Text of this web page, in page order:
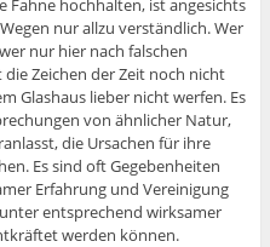
nur allzu verständlich. Wer
nur hier nach falschen
Zeichen der Zeit noch nicht
Glashaus lieber nicht werfen. Es
von ähnlicher Natur,
die Ursachen für ihre
Es sind oft Gegebenheiten
Erfahrung und Vereinigung
entsprechend wirksamer
werden können.